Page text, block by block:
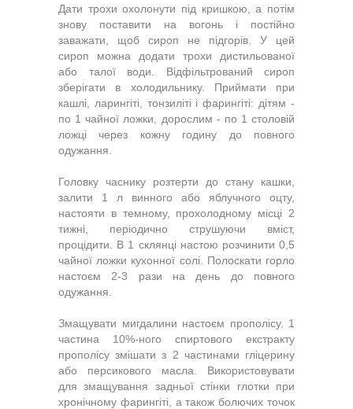
Дати трохи охолонути під кришкою, а потім
знову поставити на вогонь і постійно
заважати, щоб сироп не підгорів. У цей
сироп можна додати трохи дистильованої
або талої води. Відфільтрований сироп
зберігати в холодильнику. Приймати при
кашлі, ларингіті, тонзиліті і фарингіті: дітям -
по 1 чайної ложки, дорослим - по 1 столовій
ложці через кожну годину до повного
одужання.
Головку часнику розтерти до стану кашки,
залити 1 л винного або яблучного оцту,
настояти в темному, прохолодному місці 2
тижні, періодично струшуючи вміст,
процідити. В 1 склянці настою розчинити 0,5
чайної ложки кухонної солі. Полоскати горло
настоєм 2-3 рази на день до повного
одужання.
Змащувати мигдалини настоєм прополісу. 1
частина 10%-ного спиртового екстракту
прополісу змішати з 2 частинами гліцерину
або персикового масла. Використовувати
для змащування задньої стінки глотки при
хронічному фарингіті, а також болючих точок